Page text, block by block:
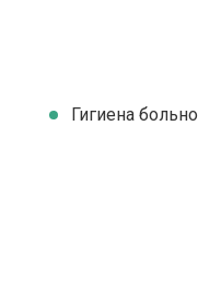
Гигиена